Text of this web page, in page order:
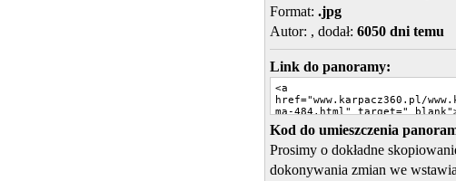
Format: .jpg
Autor: , dodał: 6050 dni temu
Link do panoramy:
Kod do umieszczenia
Prosimy o dokładne
dokonywania zmian we